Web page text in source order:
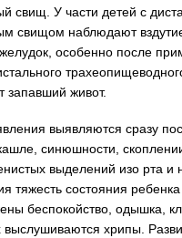
свищ. У части детей с
свищом наблюдают
особенно после
запавший живот.
выявляются сразу
синюшности,
выделений изо рта и
тяжесть состояния
беспокойство, одышка,
выслушиваются хрипы.